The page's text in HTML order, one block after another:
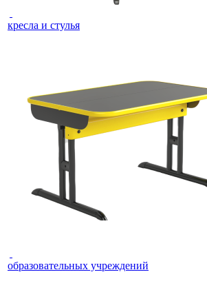
кресла и стулья
образовательных учреждений